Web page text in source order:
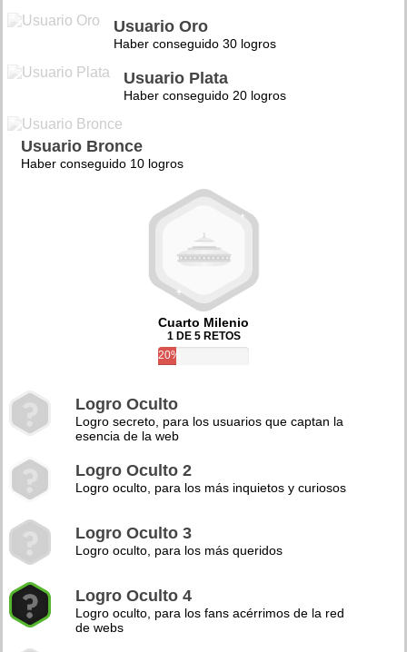
Usuario Oro
Haber conseguido 30 logros
Usuario Plata
Haber conseguido 20 logros
Usuario Bronce
Haber conseguido 10 logros
Cuarto Milenio
1 DE 5 RETOS
20%
Logro Oculto
Logro secreto, para los usuarios que captan la
esencia de la web
Logro Oculto 2
Logro oculto, para los más inquietos y curiosos
Logro Oculto 3
Logro oculto, para los más queridos
Logro Oculto 4
Logro oculto, para los fans acérrimos de la red
de webs